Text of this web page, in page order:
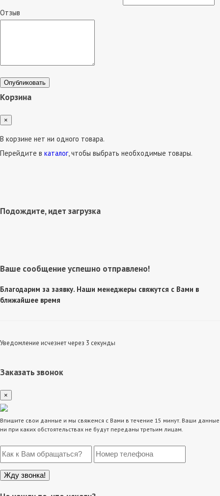
Отзыв
Опубликовать
Корзина
×
В корзине нет ни одного товара.
Перейдите в каталог, чтобы выбрать необходимые товары.
Подождите, идет загрузка
Ваше сообщение успешно отправлено!
Благодарим за заявку. Наши менеджеры свяжутся с Вами в
ближайшее время
Уведомление исчезнет через 3 секунды
Заказать звонок
×
Впишите свои данные и мы свяжемся с Вами в течение 15 минут. Ваши данные
ни при каких обстоятельствах не будут переданы третьим лицам.